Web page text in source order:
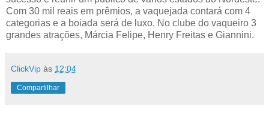
Com 30 mil reais em prêmios, a vaquejada contará com 4
categorias e a boiada será de luxo. No clube do vaqueiro 3
grandes atrações, Márcia Felipe, Henry Freitas e Giannini.
ClickVip às 12:04
Compartilhar